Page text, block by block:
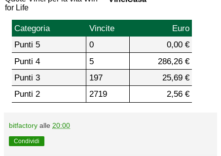
for Life
Categoria Vincite
Euro
Punti 5
0
0,00 €
Punti 4
5
286,26 €
Punti 3
197
25,69 €
Punti 2
2719 2,56 €
bitfactory alle 20:00
Condividi